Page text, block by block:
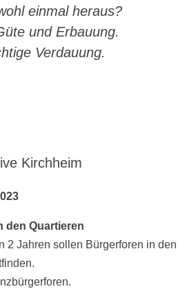
einmal heraus?
und Erbauung.
Verdauung.
Kirchheim
den Quartieren
2 Jahren sollen Bürgerforen in den